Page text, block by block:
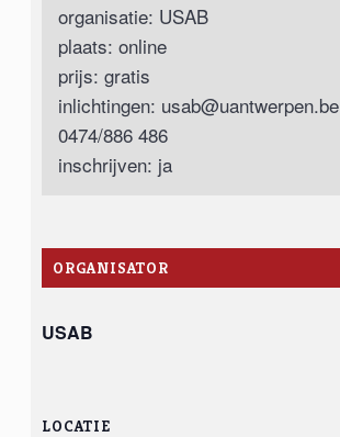
organisatie: USAB
plaats: online
prijs: gratis
inlichtingen: usab@uantwerpen.be
0474/886 486
inschrijven: ja
ORGANISATOR
USAB
LOCATIE